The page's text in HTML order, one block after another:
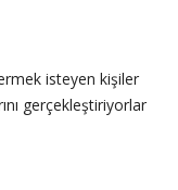
isteyen kişiler
gerçekleştiriyorlar